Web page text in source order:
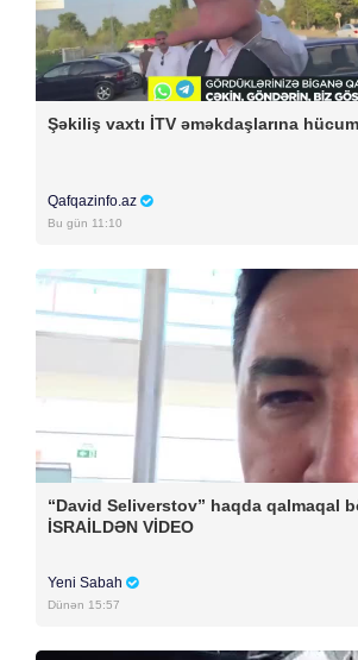
Şəkiliş vaxtı İTV əməkdaşlarına
Qafqazinfo.az
Bu gün 11:10
“David Seliverstov” haqda qalmaqal
İSRAİLDƏN VİDEO
Yeni Sabah
Dünən 15:57